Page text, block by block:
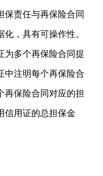
保责任与再保险合同
，具有可操作性。
为多个再保险合同提
中注明每个再保险合
再保险合同对应的担
信用证的总担保金